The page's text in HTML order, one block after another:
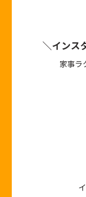
＼インス
家事ラ